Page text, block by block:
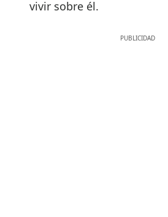
vivir sobre él.